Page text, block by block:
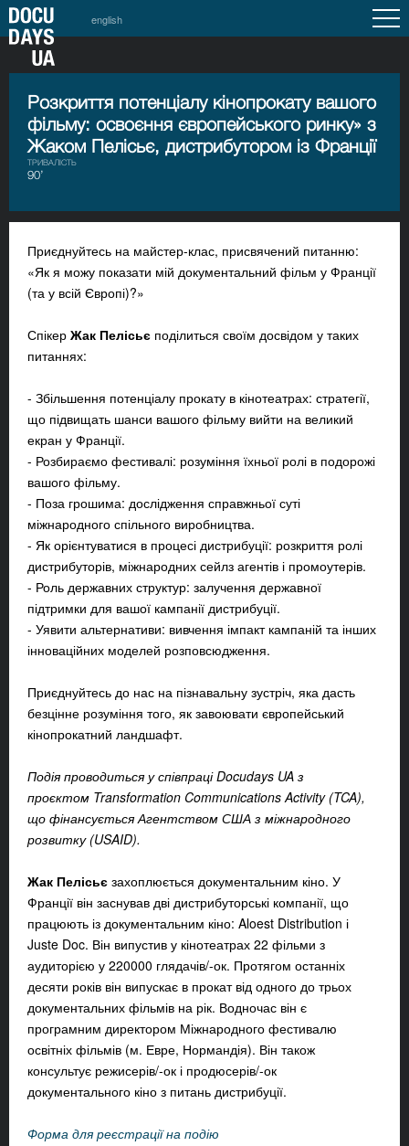
english
Розкриття потенціалу кінопрокату вашого
фільму: освоєння європейського ринку» з
Жаком Пелісьє, дистрибутором із Франції
ТРИВАЛІСТЬ
90’
Приєднуйтесь на майстер-клас, присвячений питанню:
«Як я можу показати мій документальний фільм у Франції
(та у всій Європі)?»
Спікер Жак Пелісьє поділиться своїм досвідом у таких
питаннях:
- Збільшення потенціалу прокату в кінотеатрах: стратегії,
що підвищать шанси вашого фільму вийти на великий
екран у Франції.
- Розбираємо фестивалі: розуміння їхньої ролі в подорожі
вашого фільму.
- Поза грошима: дослідження справжньої суті
міжнародного спільного виробництва.
- Як орієнтуватися в процесі дистрибуції: розкриття ролі
дистрибуторів, міжнародних сейлз агентів і промоутерів.
- Роль державних структур: залучення державної
підтримки для вашої кампанії дистрибуції.
- Уявити альтернативи: вивчення імпакт кампаній та інших
інноваційних моделей розповсюдження.
Приєднуйтесь до нас на пізнавальну зустріч, яка дасть
безцінне розуміння того, як завоювати європейський
кінопрокатний ландшафт.
Подія проводиться у співпраці Docudays UA з
проєктом Transformation Communications Activity (TCA),
що фінансується Агентством США з міжнародного
розвитку (USAID).
Жак Пелісьє захоплюється документальним кіно. У
Франції він заснував дві дистрибуторські компанії, що
працюють із документальним кіно: Aloest Distribution і
Juste Doc. Він випустив у кінотеатрах 22 фільми з
аудиторією у 220000 глядачів/-ок. Протягом останніх
десяти років він випускає в прокат від одного до трьох
документальних фільмів на рік. Водночас він є
програмним директором Міжнародного фестивалю
освітніх фільмів (м. Евре, Нормандія). Він також
консультує режисерів/-ок і продюсерів/-ок
документального кіно з питань дистрибуції.
Форма для реєстрації на подію